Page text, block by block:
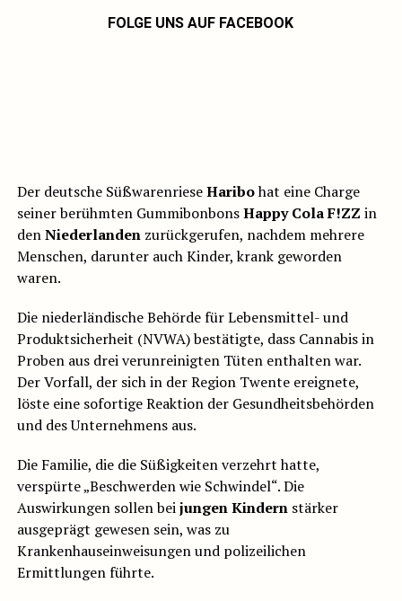
FOLGE UNS AUF FACEBOOK
Der deutsche SüßwarenrieseHaribohat eine Charge
seiner berühmten GummibonbonsHappy Cola F!ZZ in
denNiederlandenzurückgerufen, nachdem mehrere
Menschen, darunter auch Kinder, krank geworden
waren.
Die niederländische Behörde für Lebensmittel- und
Produktsicherheit (NVWA) bestätigte, dass Cannabis in
Proben aus drei verunreinigten Tüten enthalten war.
Der Vorfall, der sich in der Region Twente ereignete,
löste eine sofortige Reaktion der Gesundheitsbehörden
und des Unternehmens aus.
Die Familie, die die Süßigkeiten verzehrt hatte,
verspürte „Beschwerden wie Schwindel“. Die
Auswirkungen sollen beijungen Kindernstärker
ausgeprägt gewesen sein, was zu
Krankenhauseinweisungen und polizeilichen
Ermittlungen führte.